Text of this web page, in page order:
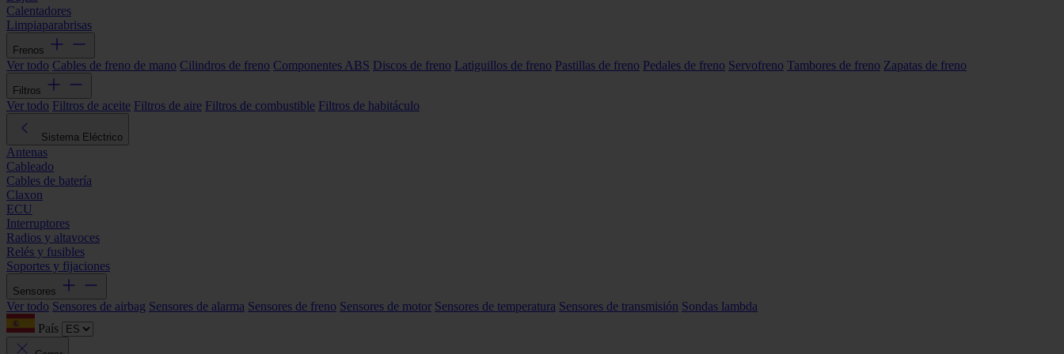
Calentadores
Limpiaparabrisas
Frenos
Ver todo Cables de freno de mano Cilindros de freno Componentes ABS Discos de freno Latiguillos de freno Pastillas de freno Pedales de freno Servofreno Tambores de freno Zapatas de freno
Filtros
Ver todo Filtros de aceite Filtros de aire Filtros de combustible Filtros de habitáculo
Sistema Eléctrico
Antenas
Cableado
Cables de batería
Claxon
ECU
Interruptores
Radios y altavoces
Relés y fusibles
Soportes y fijaciones
Sensores
Ver todo Sensores de airbag Sensores de alarma Sensores de freno Sensores de motor Sensores de temperatura Sensores de transmisión Sondas lambda
País